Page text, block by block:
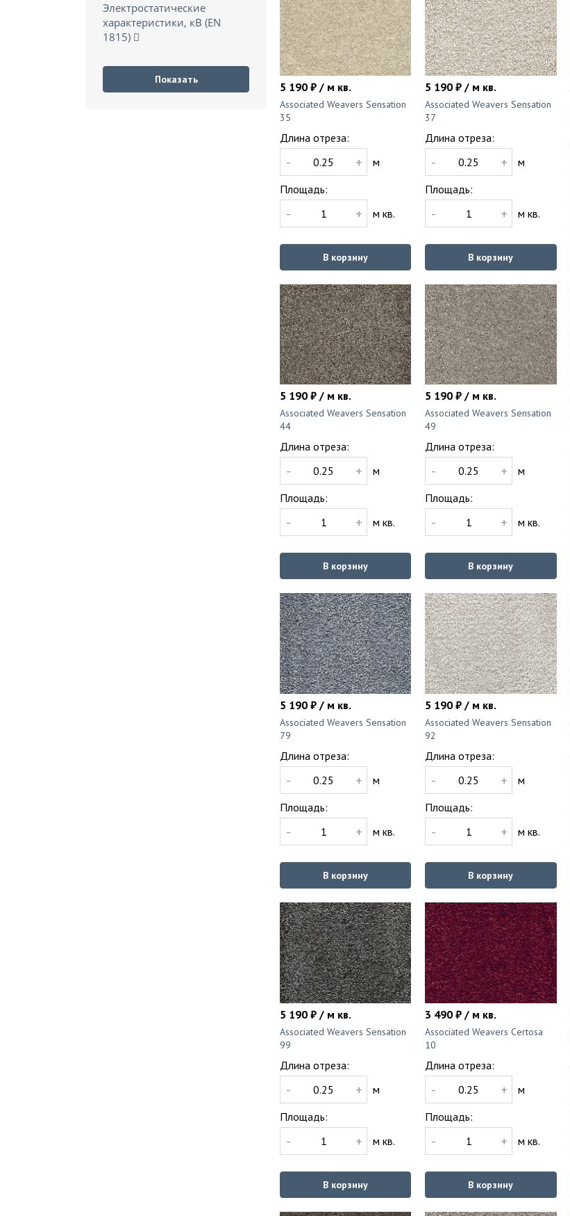
Электростатические
характеристики, кВ (EN
1815)
5 190 ₽ / м кв.
Associated Weavers Sensation
35
Длина отреза:
- +
м
Площадь:
- + м кв.
В корзину
5 190 ₽ / м кв.
Associated Weavers Sensation
37
Длина отреза:
- +
м
Площадь:
- + м кв.
В корзину
5 190 ₽ / м кв.
Associated Weavers Sensation
44
Длина отреза:
- +
м
Площадь:
- + м кв.
В корзину
5 190 ₽ / м кв.
Associated Weavers Sensation
49
Длина отреза:
- +
м
Площадь:
- + м кв.
В корзину
5 190 ₽ / м кв.
Associated Weavers Sensation
79
Длина отреза:
- +
м
Площадь:
- + м кв.
В корзину
5 190 ₽ / м кв.
Associated Weavers Sensation
92
Длина отреза:
- +
м
Площадь:
- + м кв.
В корзину
5 190 ₽ / м кв.
Associated Weavers Sensation
99
Длина отреза:
- +
м
Площадь:
- + м кв.
В корзину
3 490 ₽ / м кв.
Associated Weavers Certosa
10
Длина отреза:
- +
м
Площадь:
- + м кв.
В корзину